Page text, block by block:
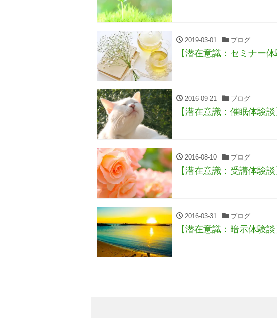
2019-03-01 ブログ
【潜在意識：セミナー
2016-09-21 ブログ
【潜在意識：催眠体験
2016-08-10 ブログ
【潜在意識：受講体験
2016-03-31 ブログ
【潜在意識：暗示体験